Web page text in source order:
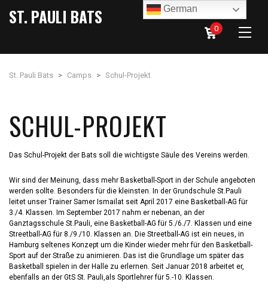
ST. PAULI BATS
0
St. Pauli Bats > Camps > Schul-Projekt
SCHUL-PROJEKT
Das Schul-Projekt der Bats soll die wichtigste Säule des Vereins werden.
Wir sind der Meinung, dass mehr Basketball-Sport in der Schule angeboten
werden sollte. Besonders für die kleinsten. In der Grundschule St.Pauli
leitet unser Trainer Samer Ismailat seit April 2017 eine Basketball-AG für
3./4. Klassen. Im September 2017 nahm er nebenan, an der
Ganztagsschule St.Pauli, eine Basketball-AG für 5./6./7. Klassen und eine
Streetball-AG für 8./9./10. Klassen an. Die Streetball-AG ist ein neues, in
Hamburg seltenes Konzept um die Kinder wieder mehr für den Basketball-
Sport auf der Straße zu animieren. Das ist die Grundlage um später das
Basketball spielen in der Halle zu erlernen. Seit Januar 2018 arbeitet er,
ebenfalls an der GtS St. Pauli,als Sportlehrer für 5.-10. Klassen.
German